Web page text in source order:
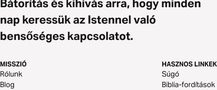
Bátorítás és kihívás arra, hogy minden
nap keressük az Istennel való
bensőséges kapcsolatot.
MISSZIÓ
Rólunk
Blog
HASZNOS LINKEK
Súgó
Biblia-fordítások